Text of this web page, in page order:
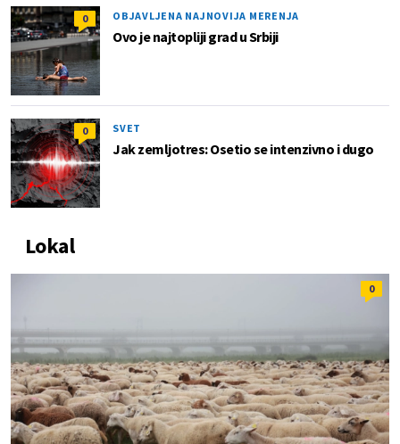
0 OBJAVLJENA NAJNOVIJA MERENJA
Ovo je najtopliji grad u Srbiji
0 SVET
Jak zemljotres: Osetio se intenzivno i dugo
Lokal
0